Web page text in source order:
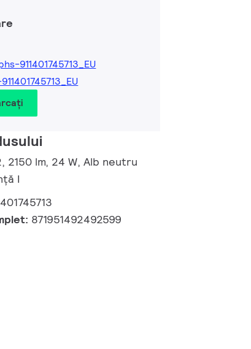
911401745713_EU
2150 lm, 24 W, Alb neutru
I
871951492492599